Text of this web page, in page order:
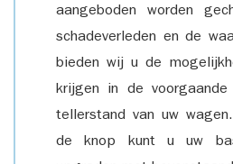
aangeboden worden
schadeverleden en de
bieden wij u de
krijgen in de
tellerstand van uw
de knop kunt u uw